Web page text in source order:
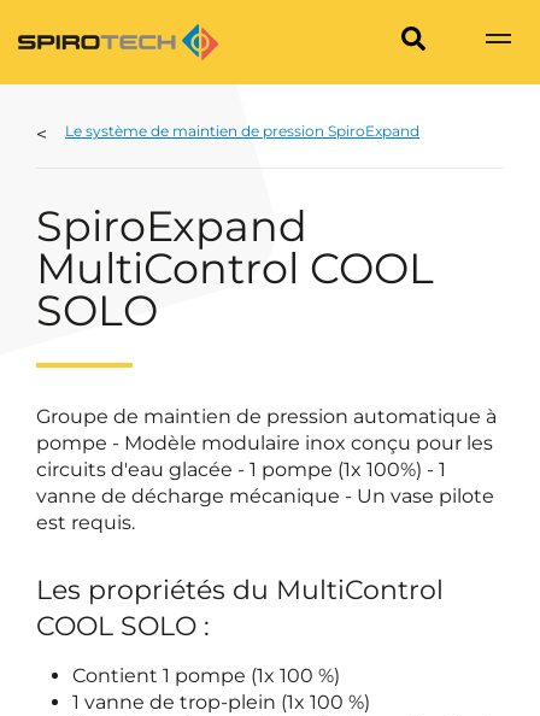
Le système de maintien de pression SpiroExpand
SpiroExpand
MultiControl COOL
SOLO
Groupe de maintien de pression automatique à
pompe - Modèle modulaire inox conçu pour les
circuits d'eau glacée - 1 pompe (1x 100%) - 1
vanne de décharge mécanique - Un vase pilote
est requis.
Les propriétés du MultiControl
COOL SOLO :
Contient 1 pompe (1x 100 %)
1 vanne de trop-plein (1x 100 %)